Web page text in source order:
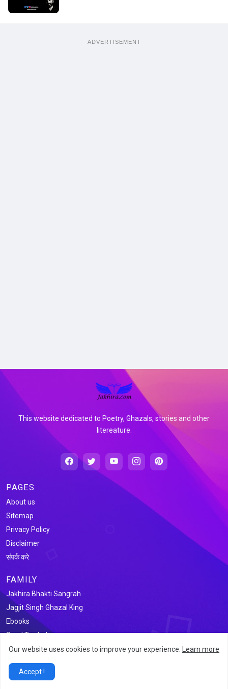
ADVERTISEMENT
This website dedicated to Poetry, Ghazals, stories and other
litereature.
PAGES
About us
Sitemap
Privacy Policy
Disclaimer
संपर्क करे
FAMILY
Jakhira Bhakti Sangrah
Jagjit Singh Ghazal King
Ebooks
Saral Tax India
Our website uses cookies to improve your experience. Learn more
Accept !